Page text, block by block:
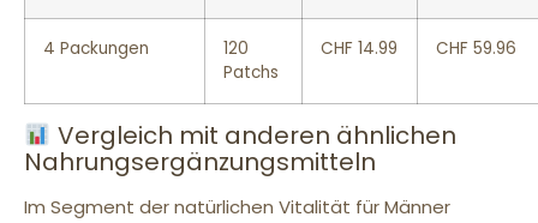
4 Packungen
120
Patchs
CHF 14.99 CHF 59.96
Vergleich mit anderen ähnlichen
Nahrungsergänzungsmitteln
Im Segment der natürlichen Vitalität für Männer